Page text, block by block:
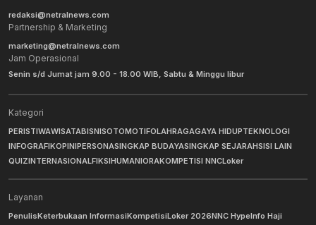
redaksi@netralnews.com
Partnership & Marketing
marketing@netralnews.com
Jam Operasional
Senin s/d Jumat jam 9.00 - 18.00 WIB, Sabtu & Minggu libur
Kategori
PERISTIWAWISATABISNISOTOMOTIFOLAHRAGAGAYA HIDUPTEKNOLOGI
INFOGRAFIKOPINIPERSONASINGKAP BUDAYASINGKAP SEJARAHSISI LAIN
QUIZINTERNASIONALFIKSIHUMANIORAKOMPETISI NNCLoker
Layanan
PenulisKeterbukaan InformasiKompetisiLoker 2026NNC HypeInfo Haji